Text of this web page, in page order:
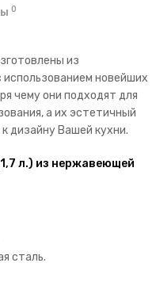
0
из
новейших
чему они подходят для
а их эстетичный
дизайну Вашей кухни.
л.) из нержавеющей
сталь.